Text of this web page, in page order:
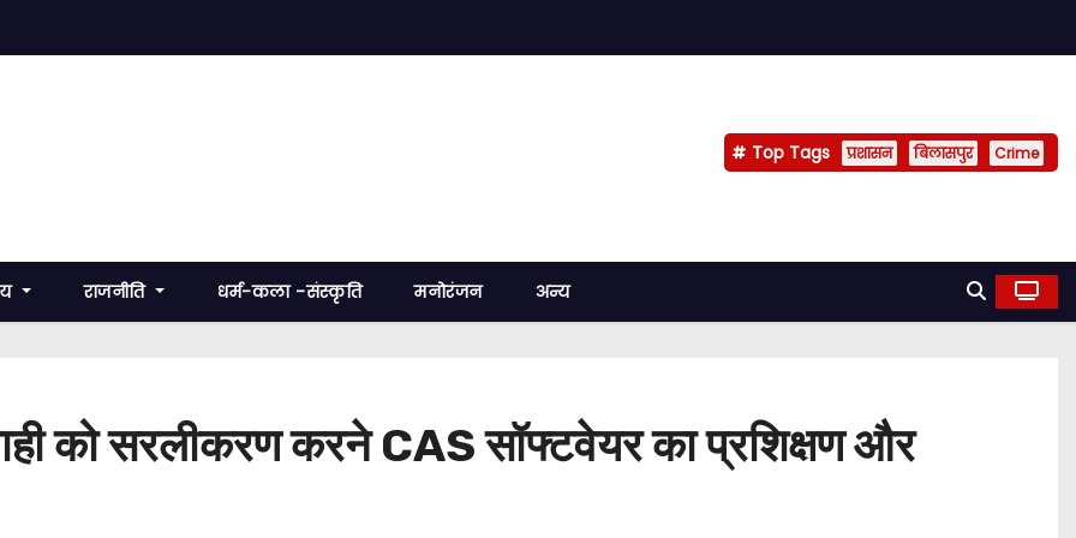
Top Tags प्रशासन बिलासपुर Crime
राजनीति धर्म-कला -संस्कृति मनोरंजन अन्य
को सरलीकरण करने CAS सॉफ्टवेयर का प्रशिक्षण और